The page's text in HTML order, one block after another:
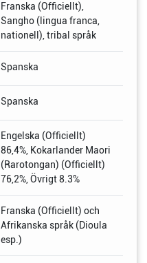
Franska (Officiellt),
Sangho (lingua franca,
nationell), tribal språk
Spanska
Spanska
Engelska (Officiellt)
86,4%, Kokarlander Maori
(Rarotongan) (Officiellt)
76,2%, Övrigt 8.3%
Franska (Officiellt) och
Afrikanska språk (Dioula
esp.)